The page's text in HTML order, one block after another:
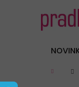
Domů
Zpět
Zpět